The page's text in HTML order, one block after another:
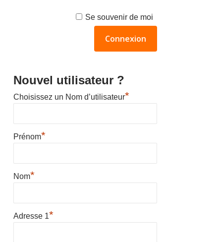
Se souvenir de moi
Nouvel utilisateur ?
Choisissez un Nom d’utilisateur*
Prénom*
Nom*
Adresse 1*